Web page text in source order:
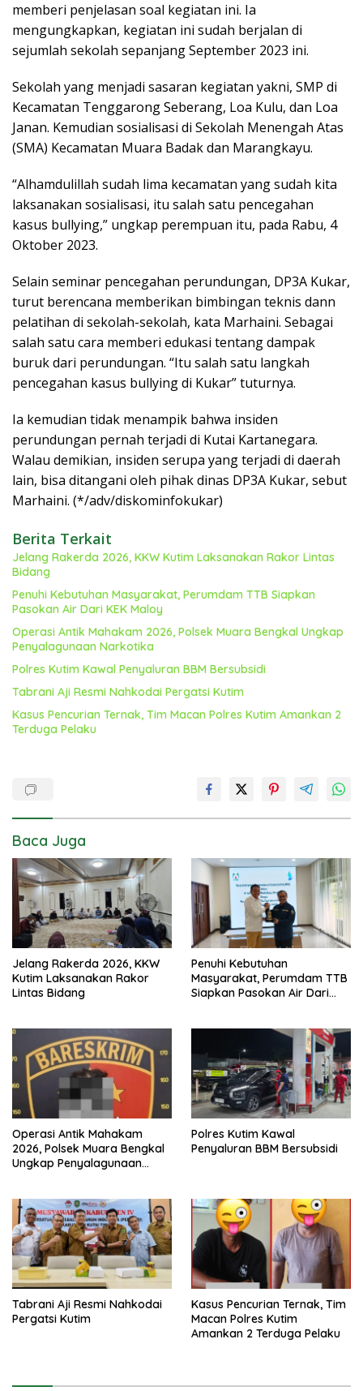
memberi penjelasan soal kegiatan ini. Ia
mengungkapkan, kegiatan ini sudah berjalan di
sejumlah sekolah sepanjang September 2023 ini.
Sekolah yang menjadi sasaran kegiatan yakni, SMP di
Kecamatan Tenggarong Seberang, Loa Kulu, dan Loa
Janan. Kemudian sosialisasi di Sekolah Menengah Atas
(SMA) Kecamatan Muara Badak dan Marangkayu.
“Alhamdulillah sudah lima kecamatan yang sudah kita
laksanakan sosialisasi, itu salah satu pencegahan
kasus bullying,” ungkap perempuan itu, pada Rabu, 4
Oktober 2023.
Selain seminar pencegahan perundungan, DP3A Kukar,
turut berencana memberikan bimbingan teknis dann
pelatihan di sekolah-sekolah, kata Marhaini. Sebagai
salah satu cara memberi edukasi tentang dampak
buruk dari perundungan. “Itu salah satu langkah
pencegahan kasus bullying di Kukar” tuturnya.
Ia kemudian tidak menampik bahwa insiden
perundungan pernah terjadi di Kutai Kartanegara.
Walau demikian, insiden serupa yang terjadi di daerah
lain, bisa ditangani oleh pihak dinas DP3A Kukar, sebut
Marhaini. (*/adv/diskominfokukar)
Berita Terkait
Jelang Rakerda 2026, KKW Kutim Laksanakan Rakor Lintas
Bidang
Penuhi Kebutuhan Masyarakat, Perumdam TTB Siapkan
Pasokan Air Dari KEK Maloy
Operasi Antik Mahakam 2026, Polsek Muara Bengkal Ungkap
Penyalagunaan Narkotika
Polres Kutim Kawal Penyaluran BBM Bersubsidi
Tabrani Aji Resmi Nahkodai Pergatsi Kutim
Kasus Pencurian Ternak, Tim Macan Polres Kutim Amankan 2
Terduga Pelaku
Baca Juga
Jelang Rakerda 2026, KKW
Kutim Laksanakan Rakor
Lintas Bidang
Penuhi Kebutuhan
Masyarakat, Perumdam TTB
Siapkan Pasokan Air Dari
Operasi Antik Mahakam
2026, Polsek Muara Bengkal
Ungkap Penyalagunaan
Polres Kutim Kawal
Penyaluran BBM Bersubsidi
Tabrani Aji Resmi Nahkodai
Pergatsi Kutim
Kasus Pencurian Ternak, Tim
Macan Polres Kutim
Amankan 2 Terduga Pelaku